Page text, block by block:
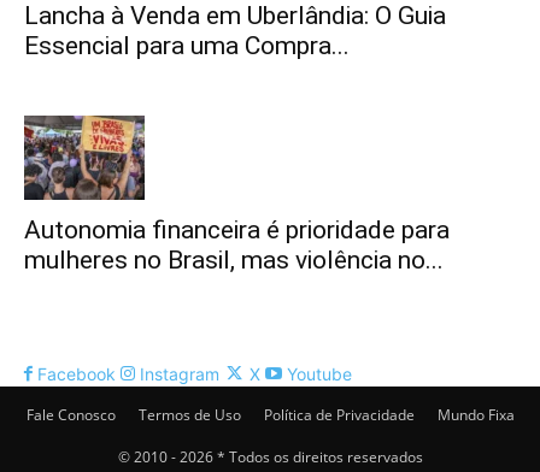
Lancha à Venda em Uberlândia: O Guia
Essencial para uma Compra...
Autonomia financeira é prioridade para
mulheres no Brasil, mas violência no...
Facebook Instagram X
Youtube
Fale Conosco
Termos de Uso Política de Privacidade Mundo Fixa
© 2010 - 2026 * Todos os direitos reservados